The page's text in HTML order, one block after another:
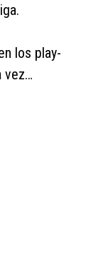
los play-
vez…